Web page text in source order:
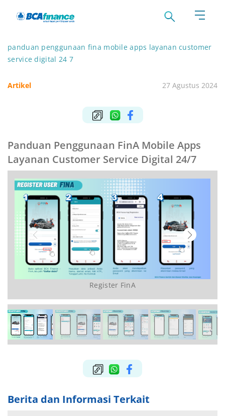
panduan penggunaan fina mobile apps layanan customer
service digital 24 7
Artikel 27 Agustus 2024
Panduan Penggunaan FinA Mobile Apps
Layanan Customer Service Digital 24/7
Register FinA
Berita dan Informasi Terkait